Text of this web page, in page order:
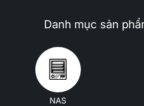
Danh mục sản
NAS